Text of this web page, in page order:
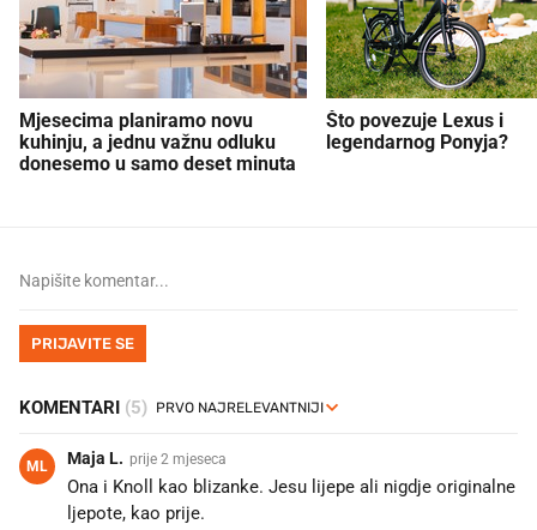
Mjesecima planiramo novu
kuhinju, a jednu važnu odluku
donesemo u samo deset minuta
Što povezuje Lexus i
legendarnog Ponyja?
PRIJAVITE SE
KOMENTARI (5)
ML Maja L. prije 2 mjeseca
Ona i Knoll kao blizanke. Jesu lijepe ali nigdje originalne
ljepote, kao prije.